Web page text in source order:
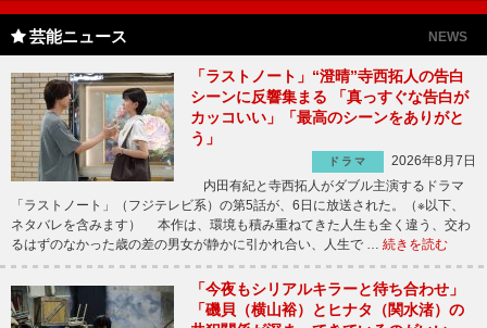
芸能ニュース NEWS
「ラストノート」“澄晴”寺西拓人の告白
シーンに反響集まる 「真っすぐな告白が
カッコいい」「最高のシーンをありがと
う」
ドラマ
2026年8月7日
内田有紀と寺西拓人がダブル主演するドラマ
「ラストノート」（フジテレビ系）の第5話が、6日に放送された。（※以下、
ネタバレを含みます） 本作は、環境も積み重ねてきた人生も全く違う、交わ
るはずのなかった歳の差の男女が静かに引かれ合い、人生で … 続きを読む
「今夜もシリアルキラーと待ち合わせ」
「磯貝（横山裕）とヒナタ（関水渚）の